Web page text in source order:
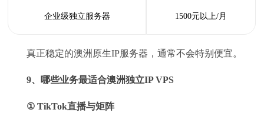
企业级独立服务器 1500元以上/月
真正稳定的澳洲原生IP服务器，通常不会特别便宜。
9、哪些业务最适合澳洲独立IP VPS
① TikTok直播与矩阵